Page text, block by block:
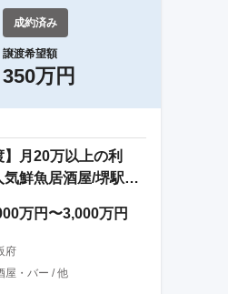
成約済み
譲渡希望額
350万円
】月20万以上の利
鮮魚居酒屋/堺駅近
万円〜3,000万円
府
屋・バー / 他